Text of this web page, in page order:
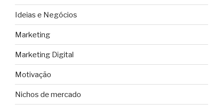
Ideias e Negócios
Marketing
Marketing Digital
Motivação
Nichos de mercado